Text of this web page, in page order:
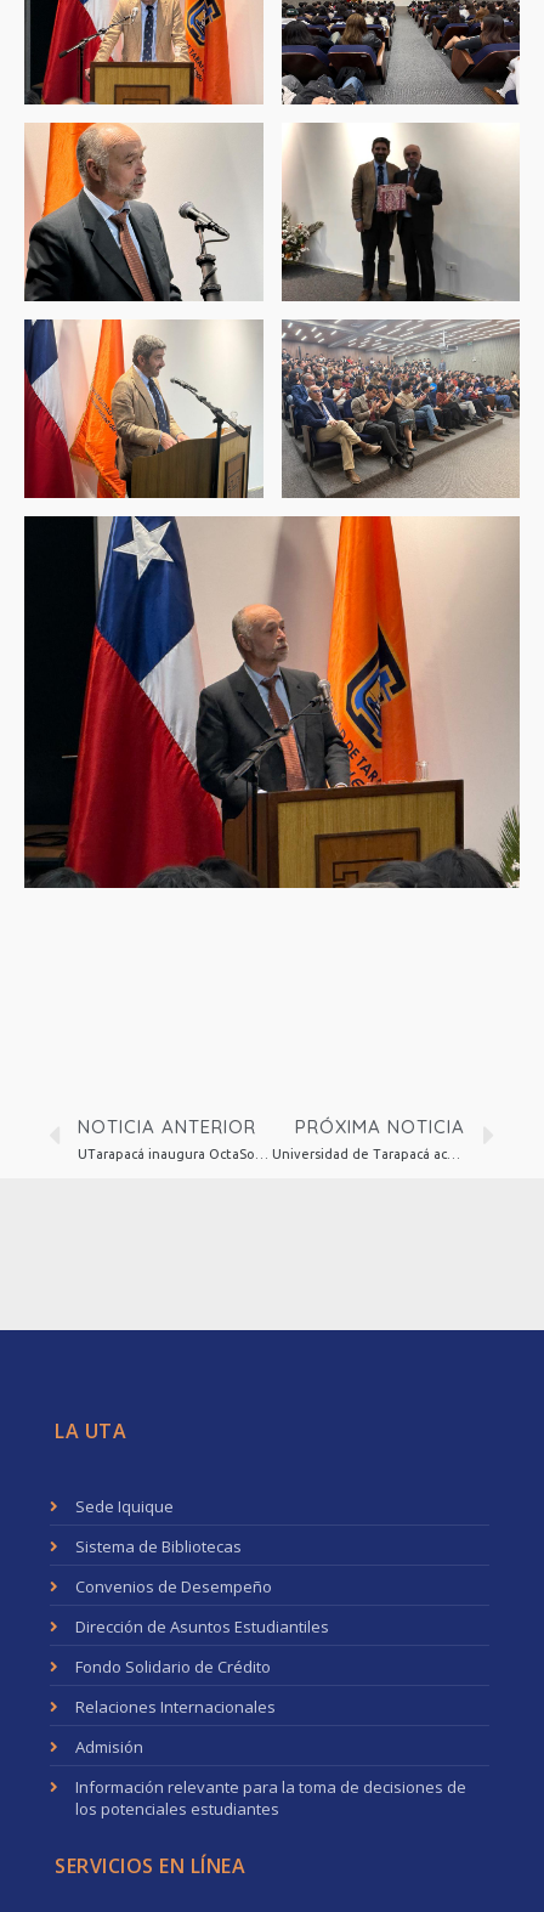
NOTICIA ANTERIOR PRÓXIMA NOTICIA
Universidad de Tarapacá acoge el Segundo Encuentro de la Red de Fiscalías Universitarias del CUECH
LA UTA
Sede Iquique
Sistema de Bibliotecas
Convenios de Desempeño
Dirección de Asuntos Estudiantiles
Fondo Solidario de Crédito
Relaciones Internacionales
Admisión
Información relevante para la toma de decisiones de
los potenciales estudiantes
SERVICIOS EN LÍNEA